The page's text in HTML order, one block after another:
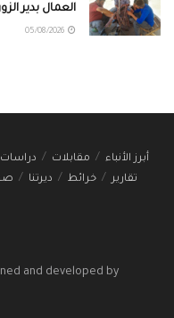
العمال بدير
أبرز الأنباء مقابلات دراسات
تقارير
خرائط ديرتنا
and developed by